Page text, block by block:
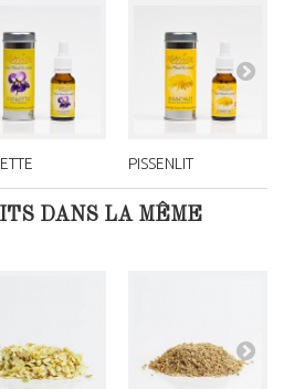
PISSENLIT
DANS LA MÊME